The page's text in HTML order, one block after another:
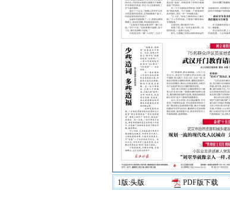
1版:头版 PDF版下载